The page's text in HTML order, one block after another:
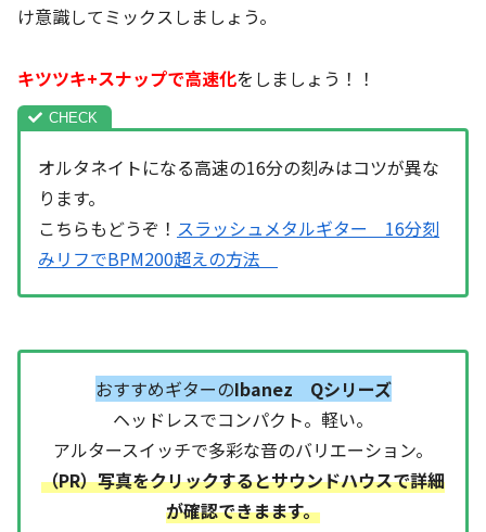
け意識してミックスしましょう。
キツツキ+スナップで高速化をしましょう！！
オルタネイトになる高速の16分の刻みはコツが異な
ります。
こちらもどうぞ！ スラッシュメタルギター 16分刻
みリフでBPM200超えの方法
おすすめギターのIbanez Qシリーズ
ヘッドレスでコンパクト。軽い。
アルタースイッチで多彩な音のバリエーション。
（PR）写真をクリックするとサウンドハウスで詳細
が確認できまます。